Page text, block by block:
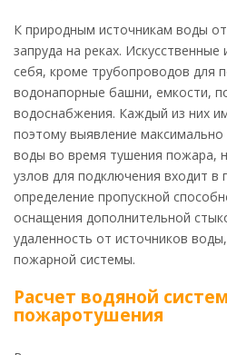
К природным источникам воды
запруда на реках.
себя, кроме трубопроводов для
водонапорные башни, емкости,
водоснабжения. Каждый из них
поэтому выявление
воды во время тушения пожара,
узлов для подключения входит
определение пропускной
оснащения дополнительной
удаленность от источников
пожарной системы.
Расчет водяной
пожаротушения